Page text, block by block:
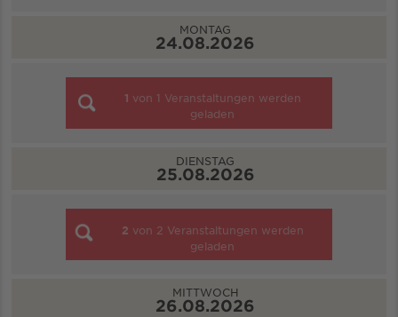
MONTAG
24.08.2026
1 von 1 Veranstaltungen werden
geladen
DIENSTAG
25.08.2026
2 von 2 Veranstaltungen werden
geladen
MITTWOCH
26.08.2026